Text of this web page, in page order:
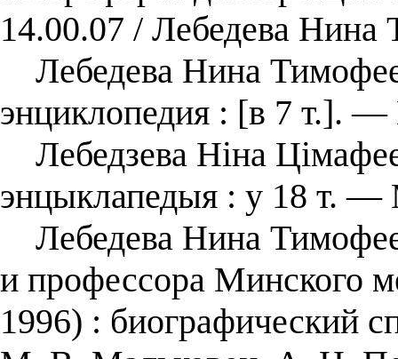
14.00.07 / Лебедева
Лебедева Нина
энциклопедия : [в 7 т.].
Лебедзева Ніна
энцыклапедыя : у 18 т.
Лебедева Нина
и профессора Минского
1996) : биографический